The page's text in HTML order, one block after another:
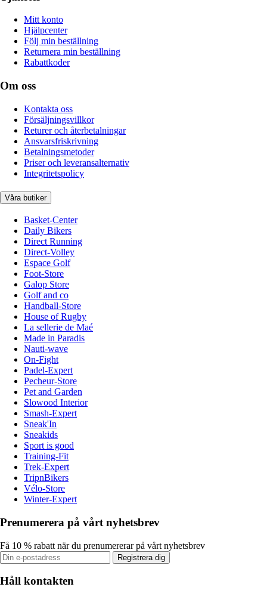
Mitt konto
Hjälpcenter
Följ min beställning
Returnera min beställning
Rabattkoder
Om oss
Kontakta oss
Försäljningsvillkor
Returer och återbetalningar
Ansvarsfriskrivning
Betalningsmetoder
Priser och leveransalternativ
Integritetspolicy
Våra butiker
Basket-Center
Daily Bikers
Direct Running
Direct-Volley
Espace Golf
Foot-Store
Galop Store
Golf and co
Handball-Store
House of Rugby
La sellerie de Maé
Made in Paradis
Nauti-wave
On-Fight
Padel-Expert
Pecheur-Store
Pet and Garden
Slowood Interior
Smash-Expert
Sneak'In
Sneakids
Sport is good
Training-Fit
Trek-Expert
TripnBikers
Vélo-Store
Winter-Expert
Prenumerera på vårt nyhetsbrev
Få 10 % rabatt när du prenumererar på vårt nyhetsbrev
Registrera dig
Håll kontakten